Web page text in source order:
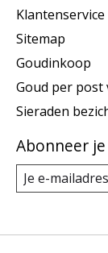
Klantenservice
Sitemap
Goudinkoop
Goud per post
Sieraden
Abonneer